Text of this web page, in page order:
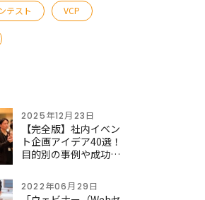
テスト VCP
2025年12月23日
【完全版】社内イベン
ト企画アイデア40選！
目的別の事例や成功さ
説
2022年06月29日